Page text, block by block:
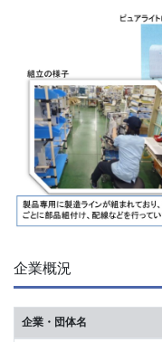
企業概況
企業・団体名